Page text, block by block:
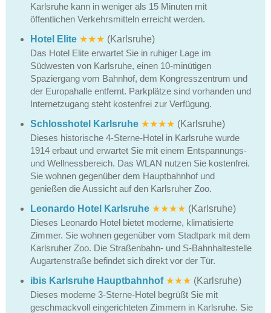
Karlsruhe kann in weniger als 15 Minuten mit
öffentlichen Verkehrsmitteln erreicht werden.
Hotel Elite ★★★ (Karlsruhe)
Das Hotel Elite erwartet Sie in ruhiger Lage im
Südwesten von Karlsruhe, einen 10-minütigen
Spaziergang vom Bahnhof, dem Kongresszentrum und
der Europahalle entfernt. Parkplätze sind vorhanden und
Internetzugang steht kostenfrei zur Verfügung.
Schlosshotel Karlsruhe ★★★★ (Karlsruhe)
Dieses historische 4-Sterne-Hotel in Karlsruhe wurde
1914 erbaut und erwartet Sie mit einem Entspannungs-
und Wellnessbereich. Das WLAN nutzen Sie kostenfrei.
Sie wohnen gegenüber dem Hauptbahnhof und
genießen die Aussicht auf den Karlsruher Zoo.
Leonardo Hotel Karlsruhe ★★★★ (Karlsruhe)
Dieses Leonardo Hotel bietet moderne, klimatisierte
Zimmer. Sie wohnen gegenüber vom Stadtpark mit dem
Karlsruher Zoo. Die Straßenbahn- und S-Bahnhaltestelle
Augartenstraße befindet sich direkt vor der Tür.
ibis Karlsruhe Hauptbahnhof ★★★ (Karlsruhe)
Dieses moderne 3-Sterne-Hotel begrüßt Sie mit
geschmackvoll eingerichteten Zimmern in Karlsruhe. Sie